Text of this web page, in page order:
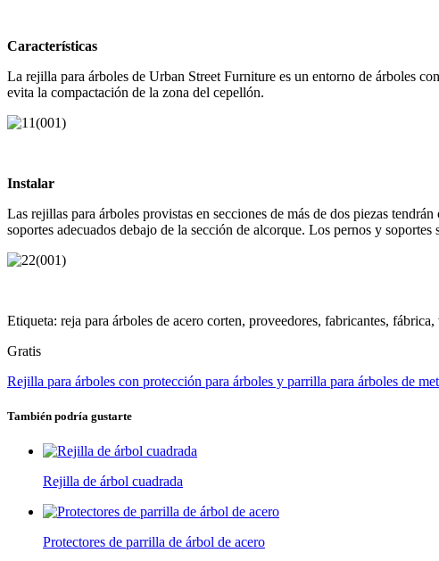
Características
La rejilla para árboles de Urban Street Furniture es un entorno de árboles
evita la compactación de la zona del cepellón.
Instalar
Las rejillas para árboles provistas en secciones de más de dos piezas
soportes adecuados debajo de la sección de alcorque. Los pernos y
Etiqueta: reja para árboles de acero corten, proveedores, fabricantes,
Gratis
Rejilla para árboles con protección para árboles y parrilla para árboles de
También podría gustarte
Rejilla de árbol cuadrada
Protectores de parrilla de árbol de acero